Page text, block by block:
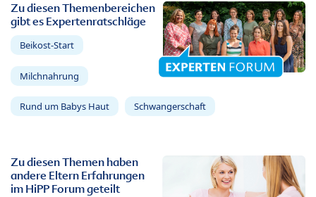
Zu diesen Themenbereichen
gibt es Expertenratschläge
Beikost-Start
Milchnahrung
Rund um Babys Haut Schwangerschaft
Zu diesen Themen haben
andere Eltern Erfahrungen
im HiPP Forum geteilt